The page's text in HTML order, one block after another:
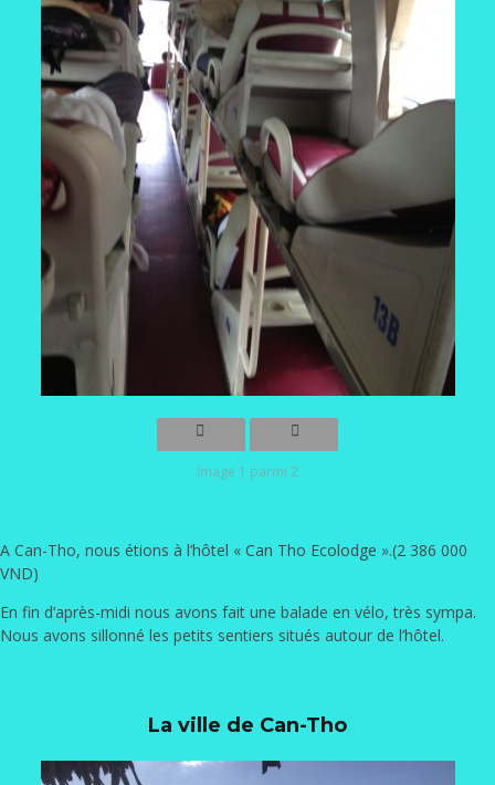
Image 1 parmi 2
A Can-Tho, nous étions à l’hôtel « Can Tho Ecolodge ».(2 386 000
VND)
En fin d’après-midi nous avons fait une balade en vélo, très sympa.
Nous avons sillonné les petits sentiers situés autour de l’hôtel.
La ville de Can-Tho